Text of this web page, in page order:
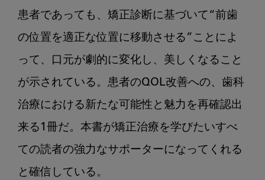
患者であっても、矯正診断に基づいて“前歯
の位置を適正な位置に移動させる”ことによ
って、口元が劇的に変化し、美しくなること
が示されている。患者のQOL改善への、歯科
治療における新たな可能性と魅力を再確認出
来る1冊だ。本書が矯正治療を学びたいすべ
ての読者の強力なサポーターになってくれる
と確信している。